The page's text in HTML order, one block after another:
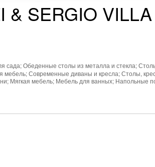
& SERGIO VILLA
сада; Обеденные столы из металла и стекла;
Современные диваны и кресла; Столы,
Мягкая мебель; Мебель для ванных; Напольные